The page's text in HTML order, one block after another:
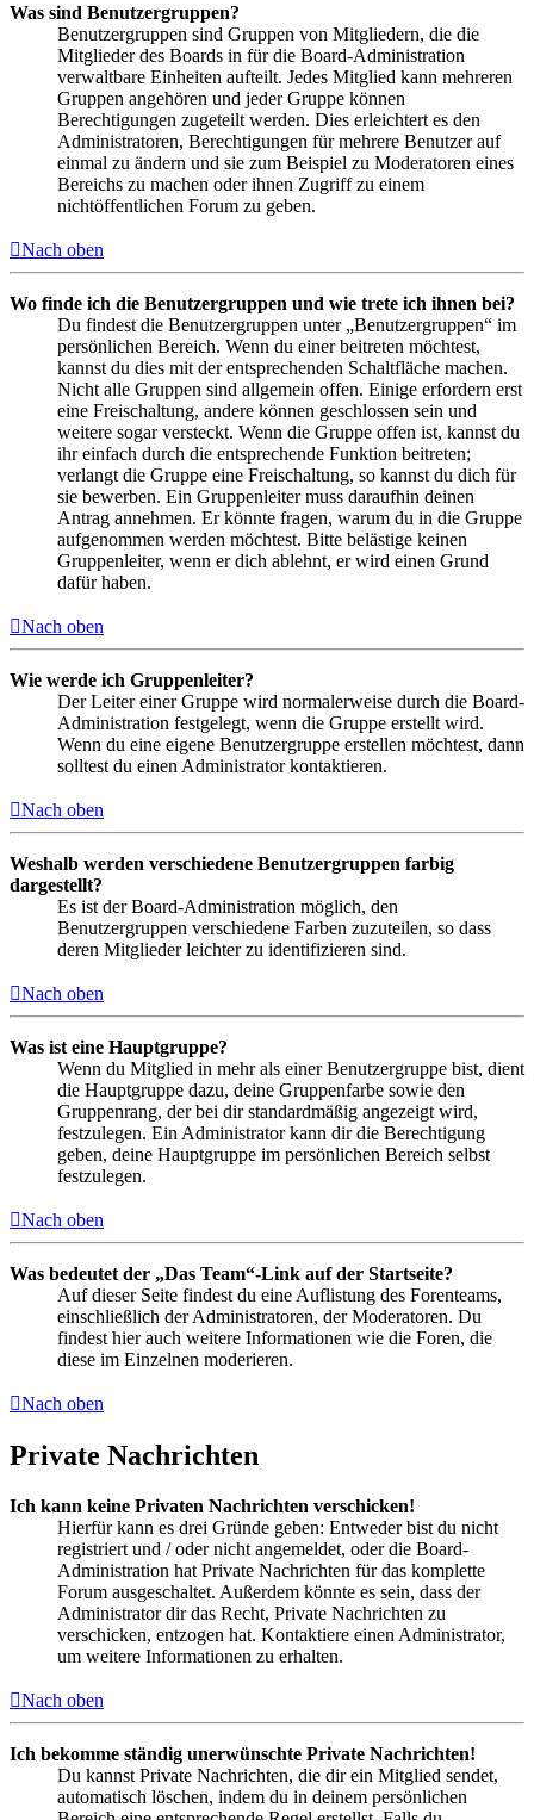
Was sind Benutzergruppen?
Benutzergruppen sind Gruppen von Mitgliedern, die die
Mitglieder des Boards in für die Board-Administration
verwaltbare Einheiten aufteilt. Jedes Mitglied kann mehreren
Gruppen angehören und jeder Gruppe können
Berechtigungen zugeteilt werden. Dies erleichtert es den
Administratoren, Berechtigungen für mehrere Benutzer auf
einmal zu ändern und sie zum Beispiel zu Moderatoren eines
Bereichs zu machen oder ihnen Zugriff zu einem
nichtöffentlichen Forum zu geben.
Nach oben
Wo finde ich die Benutzergruppen und wie trete ich ihnen bei?
Du findest die Benutzergruppen unter „Benutzergruppen“ im
persönlichen Bereich. Wenn du einer beitreten möchtest,
kannst du dies mit der entsprechenden Schaltfläche machen.
Nicht alle Gruppen sind allgemein offen. Einige erfordern erst
eine Freischaltung, andere können geschlossen sein und
weitere sogar versteckt. Wenn die Gruppe offen ist, kannst du
ihr einfach durch die entsprechende Funktion beitreten;
verlangt die Gruppe eine Freischaltung, so kannst du dich für
sie bewerben. Ein Gruppenleiter muss daraufhin deinen
Antrag annehmen. Er könnte fragen, warum du in die Gruppe
aufgenommen werden möchtest. Bitte belästige keinen
Gruppenleiter, wenn er dich ablehnt, er wird einen Grund
dafür haben.
Nach oben
Wie werde ich Gruppenleiter?
Der Leiter einer Gruppe wird normalerweise durch die Board-
Administration festgelegt, wenn die Gruppe erstellt wird.
Wenn du eine eigene Benutzergruppe erstellen möchtest, dann
solltest du einen Administrator kontaktieren.
Nach oben
Weshalb werden verschiedene Benutzergruppen farbig
dargestellt?
Es ist der Board-Administration möglich, den
Benutzergruppen verschiedene Farben zuzuteilen, so dass
deren Mitglieder leichter zu identifizieren sind.
Nach oben
Was ist eine Hauptgruppe?
Wenn du Mitglied in mehr als einer Benutzergruppe bist, dient
die Hauptgruppe dazu, deine Gruppenfarbe sowie den
Gruppenrang, der bei dir standardmäßig angezeigt wird,
festzulegen. Ein Administrator kann dir die Berechtigung
geben, deine Hauptgruppe im persönlichen Bereich selbst
festzulegen.
Nach oben
Was bedeutet der „Das Team“-Link auf der Startseite?
Auf dieser Seite findest du eine Auflistung des Forenteams,
einschließlich der Administratoren, der Moderatoren. Du
findest hier auch weitere Informationen wie die Foren, die
diese im Einzelnen moderieren.
Nach oben
Private Nachrichten
Ich kann keine Privaten Nachrichten verschicken!
Hierfür kann es drei Gründe geben: Entweder bist du nicht
registriert und / oder nicht angemeldet, oder die Board-
Administration hat Private Nachrichten für das komplette
Forum ausgeschaltet. Außerdem könnte es sein, dass der
Administrator dir das Recht, Private Nachrichten zu
verschicken, entzogen hat. Kontaktiere einen Administrator,
um weitere Informationen zu erhalten.
Nach oben
Ich bekomme ständig unerwünschte Private Nachrichten!
Du kannst Private Nachrichten, die dir ein Mitglied sendet,
automatisch löschen, indem du in deinem persönlichen